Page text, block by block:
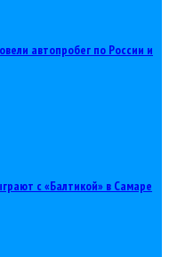
автопробег по России и
с «Балтикой» в Самаре